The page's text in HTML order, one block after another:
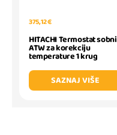
375,12 €
HITACHI Termostat sobni
ATW za korekciju
temperature 1 krug
SAZNAJ VIŠE